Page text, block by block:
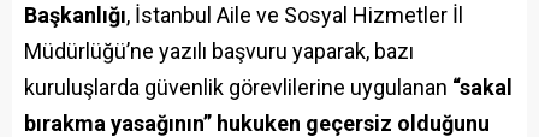
Başkanlığı, İstanbul Aile ve Sosyal Hizmetler İl
Müdürlüğü’ne yazılı başvuru yaparak, bazı
kuruluşlarda güvenlik görevlilerine uygulanan “sakal
bırakma yasağının” hukuken geçersiz olduğunu